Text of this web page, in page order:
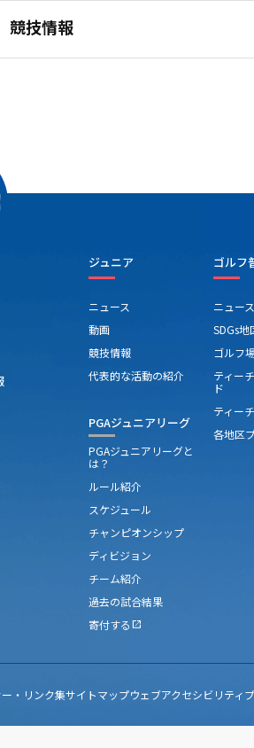
競技情報
ジュニア
ニュース
動画
競技情報
代表的な活動の紹介
PGAジュニアリーグ
PGAジュニアリーグと
は？
ルール紹介
スケジュール
チャンピオンシップ
ディビジョン
チーム紹介
過去の試合結果
寄付する open_in_new
ゴルフ
ニュース
SDGs地
ゴルフ
ティー
ド
ティー
各地区
・リンク集サイトマップウェブアクセシビリティ